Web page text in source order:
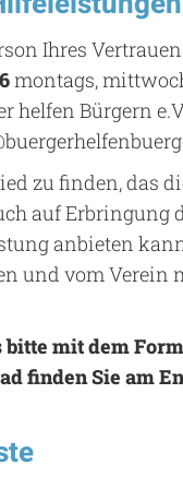
Ihres
montags,
helfen Bürgern
zu finden, das
auf Erbringung
anbieten
und vom Verein
mit dem
finden Sie am